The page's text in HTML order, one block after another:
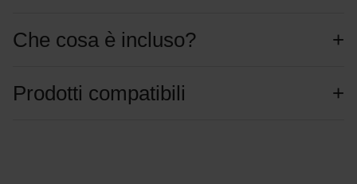
Che cosa è incluso?
Prodotti compatibili